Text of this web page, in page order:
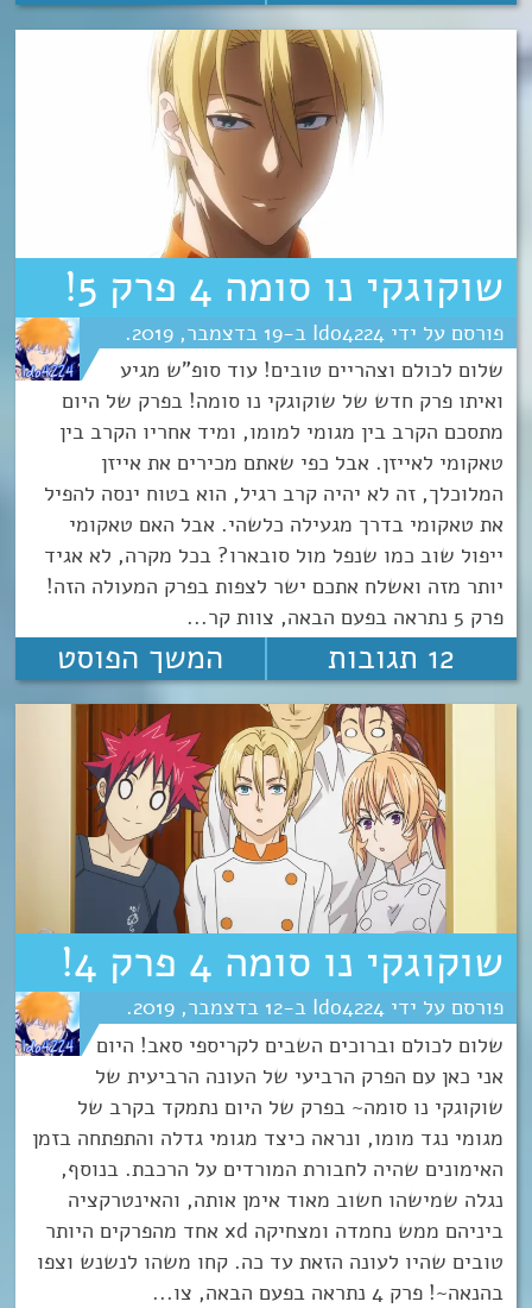
שוקוגקי נו סומה 4 פרק 5!
Ido4224
19 דצמבר 2019
שלום לכולם וצהריים טובים! עוד סופ"ש מגיע
ואיתו פרק חדש של שוקוגקי נו סומה! בפרק של היום
מתסכם הקרב בין מגומי למומו, ומיד אחריו הקרב בין
טאקומי לאייזן. אבל כפי שאתם מכירים את אייזן
המלוכלך, זה לא יהיה קרב רגיל, הוא בטוח ינסה להפיל
את טאקומי בדרך מגעילה כלשהי. אבל האם טאקומי
ייפול שוב כמו שנפל מול סובארו? בכל מקרה, לא אגיד
יותר מזה ואשלח אתכם ישר לצפות בפרק המעולה הזה!
פרק 5 נתראה בפעם הבאה, צוות קר...
12 תגובות המשך הפוסט
שוקוגקי נו סומה 4 פרק 4!
Ido4224
12 דצמבר 2019
שלום לכולם וברוכים השבים לקריספי סאב! היום
אני כאן עם הפרק הרביעי של העונה הרביעית של
שוקוגקי נו סומה~ בפרק של היום נתמקד בקרב של
מגומי נגד מומו, ונראה כיצד מגומי גדלה והתפתחה בזמן
האימונים שהיה לחבורת המורדים על הרכבת. בנוסף,
נגלה שמישהו חשוב מאוד אימן אותה, והאינטרקציה
ביניהם ממש נחמדה ומצחיקה xd אחד מהפרקים היותר
טובים שהיו לעונה הזאת עד כה. קחו משהו לנשנש וצפו
בהנאה~! פרק 4 נתראה בפעם הבאה, צו...